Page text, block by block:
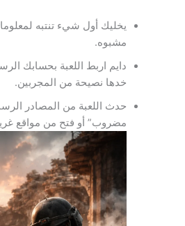
يخليك أول شيء تنتبه
مشبوه.
دايم اربط اللعبة بحسابك
خدها نصيحة من المجربين.
حدث اللعبة من المصادر
مضروب” أو فتح من مواقع